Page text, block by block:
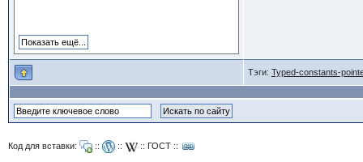
Тэги: Typed-constants-
Код для вставки: :: :: :: ГОСТ::